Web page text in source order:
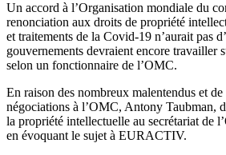
Un accord à l’Organisation mondiale du
renonciation aux droits de propriété
et traitements de la Covid-19 n’aurait pas
gouvernements devraient encore travailler
selon un fonctionnaire de l’OMC.
En raison des nombreux malentendus et
négociations à l’OMC, Antony Taubman,
la propriété intellectuelle au secrétariat de
en évoquant le sujet à EURACTIV.